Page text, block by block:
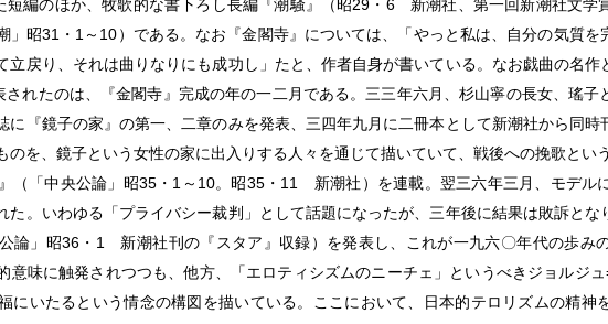
編のほか、牧歌的な書下ろし長編『潮騒』（昭29・6 新潮社、第一回新潮社文学
」昭31・1～10）である。なお『金閣寺』については、「やっと私は、自分の気質を
立戻り、それは曲りなりにも成功し」たと、作者自身が書いている。なお戯曲の名
れたのは、『金閣寺』完成の年の一二月である。三三年六月、杉山寧の長女、瑤子
に『鏡子の家』の第一、二章のみを発表、三四年九月に二冊本として新潮社から同
のを、鏡子という女性の家に出入りする人々を通じて描いていて、戦後への挽歌とい
（「中央公論」昭35・1～10。昭35・11 新潮社）を連載。翌三六年三月、モデル
た。いわゆる「プライバシー裁判」として話題になったが、三年後に結果は敗訴と
論」昭36・1 新潮社刊の『スタア』収録）を発表し、これが一九六〇年代の歩み
意味に触発されつつも、他方、「エロティシズムのニーチェ」というべきジョルジ
にいたるという情念の構図を描いている。ここにおいて、日本的テロリズムの精神